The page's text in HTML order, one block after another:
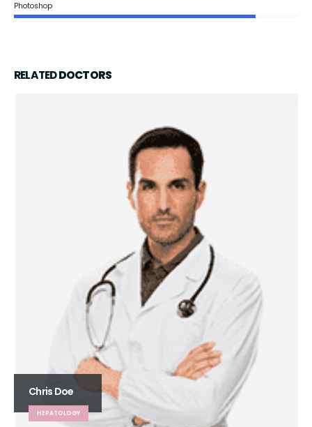
Photoshop
RELATEDDOCTORS
Chris Doe
HEPATOLOGY